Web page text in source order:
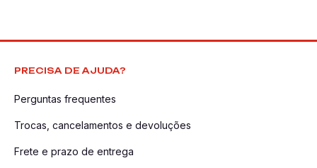
PRECISA DE AJUDA?
Perguntas frequentes
Trocas, cancelamentos e devoluções
Frete e prazo de entrega